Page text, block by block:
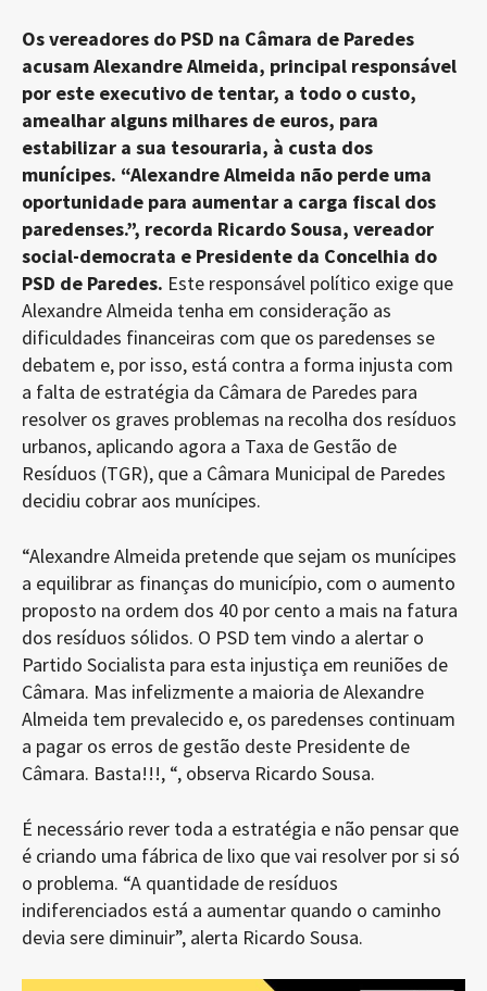
Os vereadores do PSD na Câmara de Paredes
acusam Alexandre Almeida, principal responsável
por este executivo de tentar, a todo o custo,
amealhar alguns milhares de euros, para
estabilizar a sua tesouraria, à custa dos
munícipes. “Alexandre Almeida não perde uma
oportunidade para aumentar a carga fiscal dos
paredenses.”, recorda Ricardo Sousa, vereador
social-democrata e Presidente da Concelhia do
PSD de Paredes. Este responsável político exige que
Alexandre Almeida tenha em consideração as
dificuldades financeiras com que os paredenses se
debatem e, por isso, está contra a forma injusta com
a falta de estratégia da Câmara de Paredes para
resolver os graves problemas na recolha dos resíduos
urbanos, aplicando agora a Taxa de Gestão de
Resíduos (TGR), que a Câmara Municipal de Paredes
decidiu cobrar aos munícipes.
“Alexandre Almeida pretende que sejam os munícipes
a equilibrar as finanças do município, com o aumento
proposto na ordem dos 40 por cento a mais na fatura
dos resíduos sólidos. O PSD tem vindo a alertar o
Partido Socialista para esta injustiça em reuniões de
Câmara. Mas infelizmente a maioria de Alexandre
Almeida tem prevalecido e, os paredenses continuam
a pagar os erros de gestão deste Presidente de
Câmara. Basta!!!, “, observa Ricardo Sousa.
É necessário rever toda a estratégia e não pensar que
é criando uma fábrica de lixo que vai resolver por si só
o problema. “A quantidade de resíduos
indiferenciados está a aumentar quando o caminho
devia sere diminuir”, alerta Ricardo Sousa.